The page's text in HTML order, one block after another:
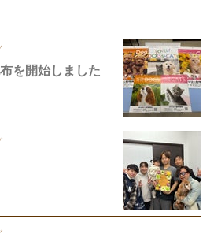
を開始しました